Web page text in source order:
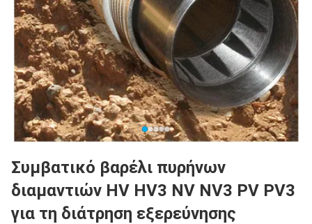
Συμβατικό βαρέλι πυρήνων
διαμαντιών HV HV3 NV NV3 PV PV3
για τη διάτρηση εξερεύνησης